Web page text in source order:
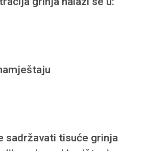
sadržavati tisuće grinja